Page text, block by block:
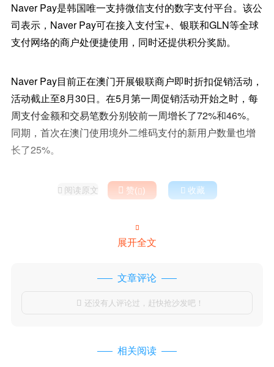
Naver Pay是韩国唯一支持微信支付的数字支付平台。该公
司表示，Naver Pay可在接入支付宝+、银联和GLN等全球
支付网络的商户处便捷使用，同时还提供积分奖励。
Naver Pay目前正在澳门开展银联商户即时折扣促销活动，
活动截止至8月30日。在5月第一周促销活动开始之时，每
周支付金额和交易笔数分别较前一周增长了72%和46%。
同期，首次在澳门使用境外二维码支付的新用户数量也增
长了25%。
 阅读原文  赞()  收藏

展开全文
文章评论
 还没有人评论过，赶快抢沙发吧！
相关阅读